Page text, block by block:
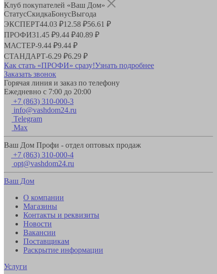
Клуб покупателей «Ваш Дом»
СтатусСкидкаБонусВыгода
ЭКСПЕРТ44.03 ₽12.58 ₽56.61 ₽
ПРОФИ31.45 ₽9.44 ₽40.89 ₽
МАСТЕР-9.44 ₽9.44 ₽
СТАНДАРТ-6.29 ₽6.29 ₽
Как стать «ПРОФИ» сразу!Узнать подробнее
Заказать звонок
Горячая линия и заказ по телефону
Ежедневно с 7:00 до 20:00
+7 (863) 310-000-3
info@vashdom24.ru
Telegram
Max
Ваш Дом Профи - отдел оптовых продаж
+7 (863) 310-000-4
opt@vashdom24.ru
Ваш Дом
О компании
Магазины
Контакты и реквизиты
Новости
Вакансии
Поставщикам
Раскрытие информации
Услуги